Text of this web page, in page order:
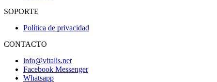
SOPORTE
Política de privacidad
CONTACTO
info@vitalis.net
Facebook Messenger
Whatsapp